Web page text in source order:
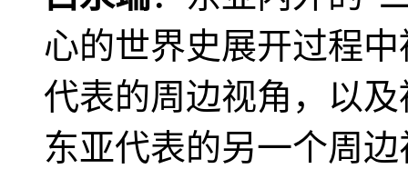
心的世界史展开过程
代表的周边视角，以
东亚代表的另一个周